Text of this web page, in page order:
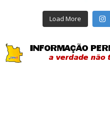
Load More